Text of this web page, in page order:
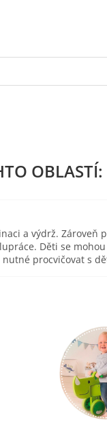
a výdrž.
Děti se
procvičovat s